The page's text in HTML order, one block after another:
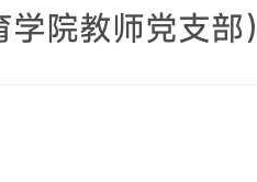
院教师党支部）